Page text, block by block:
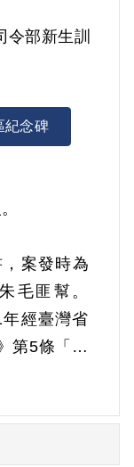
令部新生訓
紀念碑
案發時為
毛匪幫。
經臺灣省
第5條「參
年。1961
出申請，